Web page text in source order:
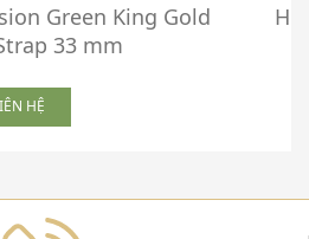
Green King Gold
33 mm
HỆ